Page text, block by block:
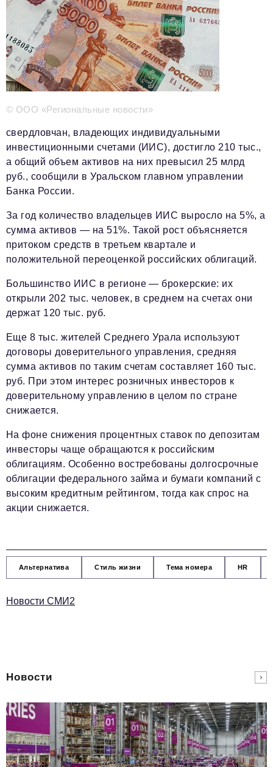
Информационный отдел
info@business-magazine.online
Отдел рекламы
reklama@business-magazine.online
Отдел распространения/редакционная подписка
podpiska@business-magazine.online
Отдел по работе с партнерами
© ООО «Региональные новости»
свердловчан, владеющих индивидуальными
инвестиционными счетами (ИИС), достигло 210 тыс.,
а общий объем активов на них превысил 25 млрд
руб., сообщили в Уральском главном управлении
Банка России.
За год количество владельцев ИИС выросло на 5%, а
сумма активов — на 51%. Такой рост объясняется
притоком средств в третьем квартале и
положительной переоценкой российских облигаций.
Большинство ИИС в регионе — брокерские: их
открыли 202 тыс. человек, в среднем на счетах они
держат 120 тыс. руб.
Еще 8 тыс. жителей Среднего Урала используют
договоры доверительного управления, средняя
сумма активов по таким счетам составляет 160 тыс.
руб. При этом интерес розничных инвесторов к
доверительному управлению в целом по стране
снижается.
На фоне снижения процентных ставок по депозитам
инвесторы чаще обращаются к российским
облигациям. Особенно востребованы долгосрочные
облигации федерального займа и бумаги компаний с
высоким кредитным рейтингом, тогда как спрос на
акции снижается.
Альтернатива Стиль жизни Тема номера HR
Новости СМИ2
Новости